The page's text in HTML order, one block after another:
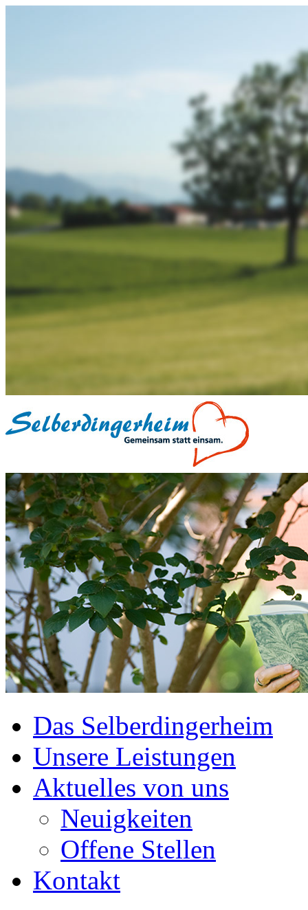
Das Selberdingerheim
Unsere Leistungen
Aktuelles von uns
Neuigkeiten
Offene Stellen
Kontakt